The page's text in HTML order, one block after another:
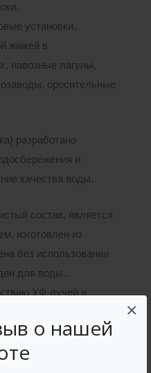
о нашей
×
установки,
жижей в
навозные лагуны,
оросительные
разработано
и
качества воды.
состав, является
изготовлен из
без использования
для воды,.
УФ-лучей и
устойчиво к морозу,
виде дождя, снега,